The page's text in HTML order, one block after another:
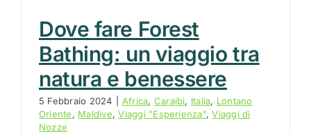
Dove fare Forest
Bathing: un viaggio tra
natura e benessere
5 Febbraio 2024 Africa, Caraibi, Italia, Lontano
Oriente, Maldive,Viaggi "Esperienza",Viaggi di
Nozze